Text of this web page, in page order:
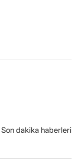
Son dakika haberleri